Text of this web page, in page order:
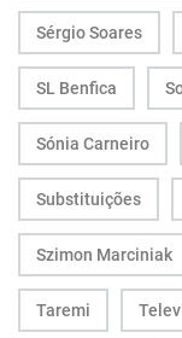
Sérgio Soares
SL Benfica
Sónia Carneiro
Substituições
Szimon Marciniak
Taremi